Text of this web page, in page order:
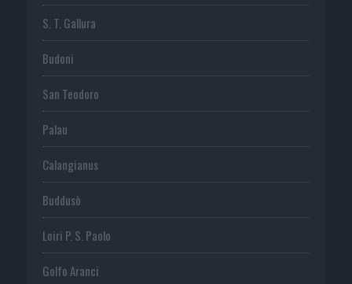
S. T. Gallura
Budoni
San Teodoro
Palau
Calangianus
Buddusò
Loiri P. S. Paolo
Golfo Aranci